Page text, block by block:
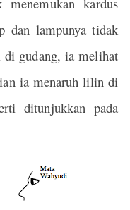
dan lampunya tidak
di gudang, ia melihat
ia menaruh lilin di
ditunjukkan pada